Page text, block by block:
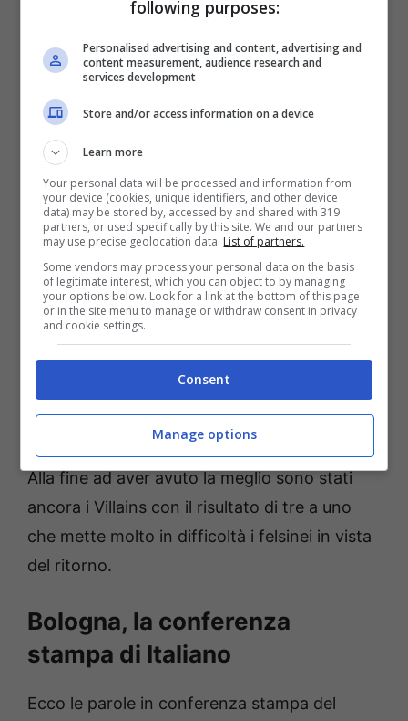
riusciamo a fare prestazioni complete e non possiamo
dare queste chance a una squadra del genere. Mi
dispiace per questo splendido pubblico e il risultato
pesante. Le possibilità sono minime ma vogliamo
onorare il ritorno."
Le parole dell’allenatore del Bologna che ha
parlato ai giornalisti dopo il match con
l’Aston Villa
Bologna contro Aston Villaè stato uno degli
incontri più interessanti dell’andata dei quarti
di finale di Europa League. Le due formazioni
si erano sfidate a inizio stagione al Villa Park,
occasione in cui gli inglesi vinsero per uno a
zero.
Alla fine ad aver avuto la meglio sono stati
ancora i Villains con il risultato di tre a uno
che mette molto in difficoltà i felsinei in vista
del ritorno.
Bologna, la conferenza
stampa di Italiano
Ecco le parole in conferenza stampa del
following purposes:
Personalised advertising and content, advertising and
content measurement, audience research and
services development
Store and/or access information on a device
Learn more
Your personal data will be processed and information from
your device (cookies, unique identifiers, and other device
data) may be stored by, accessed by and shared with 319
partners, or used specifically by this site. We and our partners
may use precise geolocation data. List of partners.
Some vendors may process your personal data on the basis
of legitimate interest, which you can object to by managing
your options below. Look for a link at the bottom of this page
or in the site menu to manage or withdraw consent in privacy
and cookie settings.
Consent
Manage options